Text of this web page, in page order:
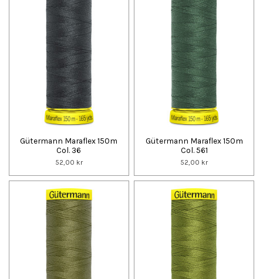
Gütermann Maraflex 150m
Col. 36
52,00 kr
Gütermann Maraflex 150m
Col. 561
52,00 kr